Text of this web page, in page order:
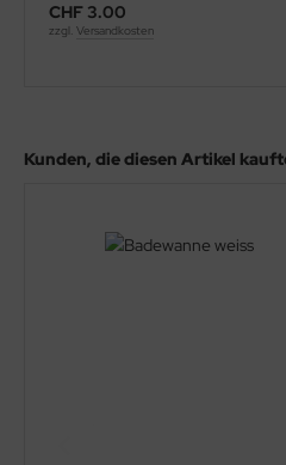
CHF 3.00
zzgl. Versandkosten
Kunden, die diesen Artikel